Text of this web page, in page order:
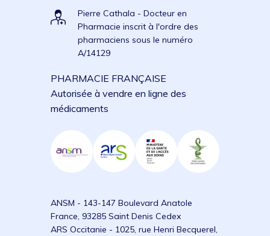
Pierre Cathala - Docteur en
Pharmacie inscrit à l'ordre des
pharmaciens sous le numéro
A/14129
PHARMACIE FRANÇAISE
Autorisée à vendre en ligne des
médicaments
ANSM - 143-147 Boulevard Anatole
France, 93285 Saint Denis Cedex
ARS Occitanie - 1025, rue Henri Becquerel,